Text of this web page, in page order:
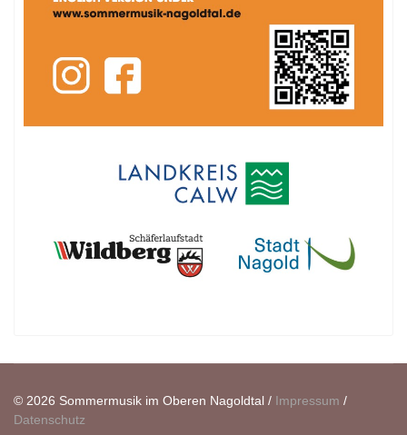
© 2026 Sommermusik im Oberen Nagoldtal / Impressum /
Datenschutz